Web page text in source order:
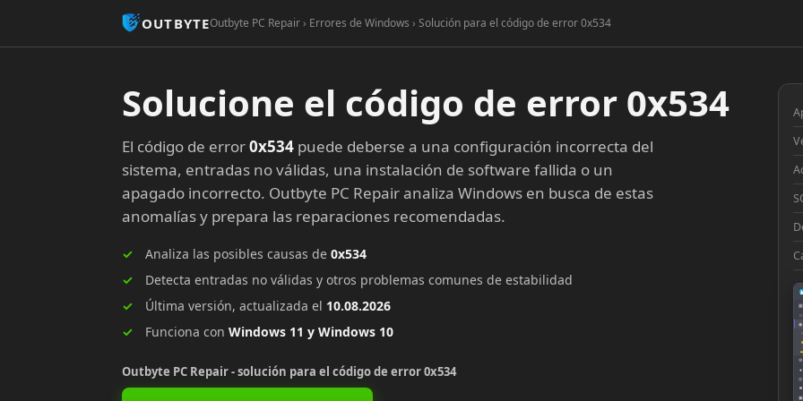
OUTBYTEOutbyte PC Repair › Errores de Windows › Solución para el código de error 0x534
Solucione el código de error 0x534
El código de error0x534 puede deberse a una configuración incorrecta del
sistema, entradas no válidas, una instalación de software fallida o un
apagado incorrecto. Outbyte PC Repair analiza Windows en busca de estas
anomalías y prepara las reparaciones recomendadas.
Analiza las posibles causas de 0x534
Detecta entradas no válidas y otros problemas comunes de estabilidad
Última versión, actualizada el 10.08.2026
Funciona con Windows 11 y Windows 10
Outbyte PC Repair - solución para el código de error 0x534
▦
□
◉
◔
■
⚙
●
◎
■
▣